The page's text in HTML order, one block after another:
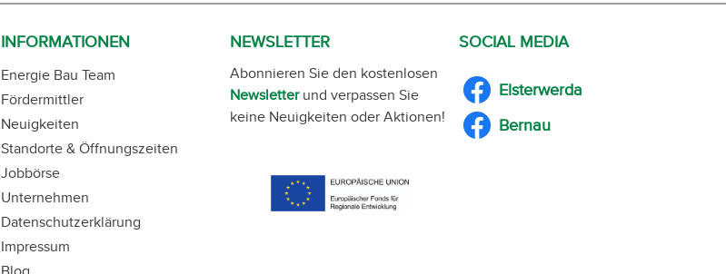
INFORMATIONEN
Energie Bau Team
Fördermittler
Neuigkeiten
Standorte & Öffnungszeiten
Jobbörse
Unternehmen
Datenschutzerklärung
Impressum
Blog
NEWSLETTER
Abonnieren Sie den kostenlosen
Newsletterund verpassen Sie
keine Neuigkeiten oder Aktionen!
SOCIAL MEDIA
Elsterwerda
Bernau